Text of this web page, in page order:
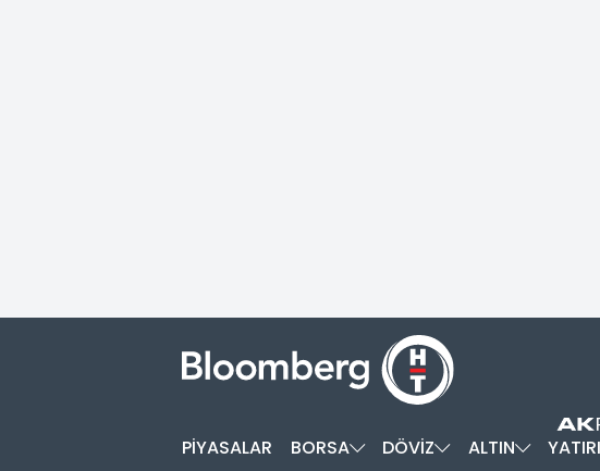
PİYASALAR BORSA DÖVİZ ALTIN